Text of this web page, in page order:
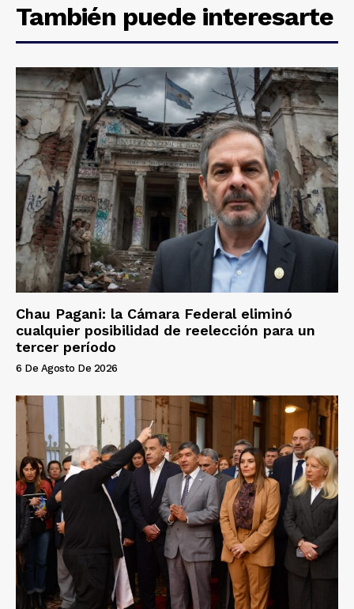
También puede interesarte
Chau Pagani: la Cámara Federal eliminó
cualquier posibilidad de reelección para un
tercer período
6 De Agosto De 2026